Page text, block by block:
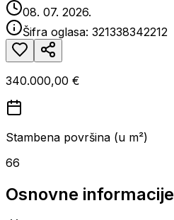
08. 07. 2026.
Šifra oglasa: 321338342212
340.000,00 €
Stambena površina (u m²)
66
Osnovne informacije